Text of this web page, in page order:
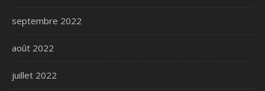
septembre 2022
août 2022
juillet 2022